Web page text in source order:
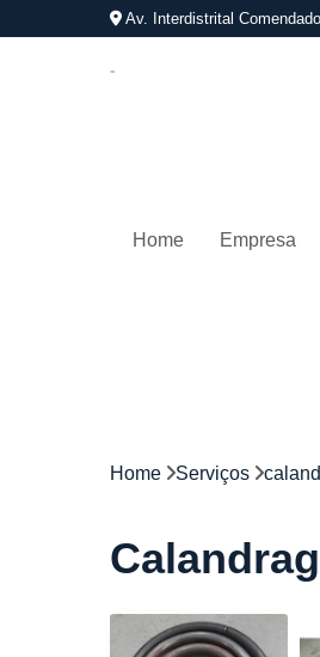
Av. Interdistrital
Home Empresa
Home Serviços